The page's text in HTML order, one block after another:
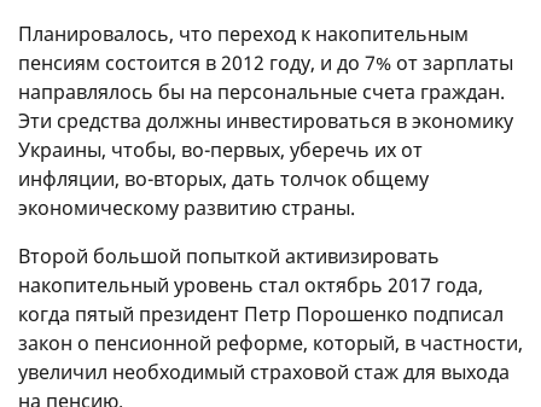
Планировалось, что переход к накопительным
пенсиям состоится в 2012 году, и до 7% от зарплаты
направлялось бы на персональные счета граждан.
Эти средства должны инвестироваться в экономику
Украины, чтобы, во-первых, уберечь их от
инфляции, во-вторых, дать толчок общему
экономическому развитию страны.
Второй большой попыткой активизировать
накопительный уровень стал октябрь 2017 года,
когда пятый президент Петр Порошенко подписал
закон о пенсионной реформе, который, в частности,
увеличил необходимый страховой стаж для выхода
на пенсию.